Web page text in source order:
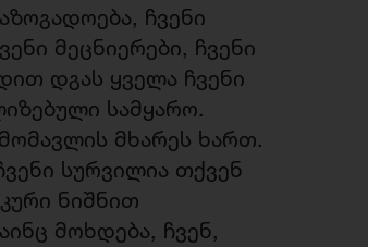
ჩვენი
მეცნიერები, ჩვენი
დგას ყველა ჩვენი
სამყარო.
მხარეს ხართ.
სურვილია თქვენ
ნიშნით
მოხდება, ჩვენ,